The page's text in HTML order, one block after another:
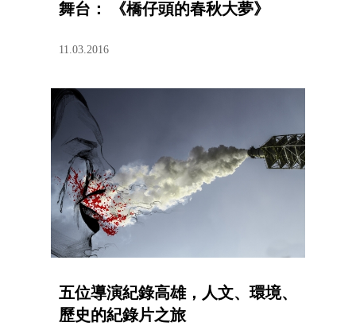
舞台： 《橋仔頭的春秋大夢》
11.03.2016
五位導演紀錄高雄，人文、環境、
歷史的紀錄片之旅